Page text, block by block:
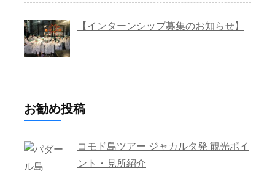
【インターンシップ募集のお知らせ】
お勧め投稿
コモド島ツアー ジャカルタ発 観光ポイ
ント・見所紹介